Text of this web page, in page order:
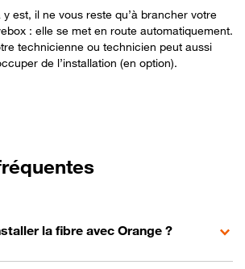
y est, il ne vous reste qu’à brancher votre
: elle se met en route automatiquement.
technicienne ou technicien peut aussi
de l’installation (en option).
la fibre avec Orange ?